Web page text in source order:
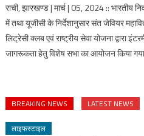
राची, झारखण्ड | मार्च | 05, 2024 :: भारतीय
में तथा यूजीसी के निर्देशानुसार संत जेवियर
लिट्रेसी क्लब एवं राष्ट्रीय सेवा योजना द्वारा
जागरूकता हेतु विशेष सभा का आयोजन किया
BREAKING NEWS LATEST NEWS
लाइफस्टाइल